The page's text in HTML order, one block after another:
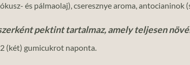
és pálmaolaj), cseresznye aroma, antocianinok
pektint tartalmaz, amely teljesen
(két) gumicukrot naponta.